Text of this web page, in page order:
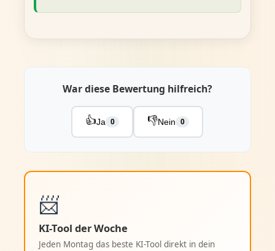
War diese Bewertung hilfreich?
👍Ja 0 👎Nein 0
📨
KI-Tool der Woche
Jeden Montag das beste KI-Tool direkt in dein